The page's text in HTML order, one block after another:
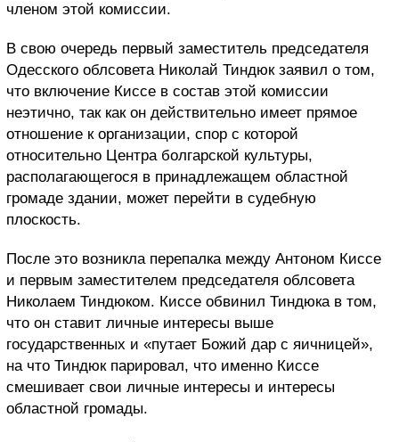
членом этой комиссии.
В свою очередь первый заместитель председателя
Одесского облсовета Николай Тиндюк заявил о том,
что включение Киссе в состав этой комиссии
неэтично, так как он действительно имеет прямое
отношение к организации, спор с которой
относительно Центра болгарской культуры,
располагающегося в принадлежащем областной
громаде здании, может перейти в судебную
плоскость.
После это возникла перепалка между Антоном Киссе
и первым заместителем председателя облсовета
Николаем Тиндюком. Киссе обвинил Тиндюка в том,
что он ставит личные интересы выше
государственных и «путает Божий дар с яичницей»,
на что Тиндюк парировал, что именно Киссе
смешивает свои личные интересы и интересы
областной громады.